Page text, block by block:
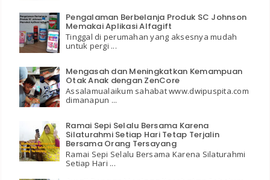
Pengalaman Berbelanja Produk SC Johnson
Memakai Aplikasi Alfagift
Tinggal di perumahan yang aksesnya mudah
untuk pergi ...
Mengasah dan Meningkatkan Kemampuan
Otak Anak dengan ZenCore
Assalamualaikum sahabat www.dwipuspita.com
dimanapun ...
Ramai Sepi Selalu Bersama Karena
Silaturahmi Setiap Hari Tetap Terjalin
Bersama Orang Tersayang
Ramai Sepi Selalu Bersama Karena Silaturahmi
Setiap Hari ...